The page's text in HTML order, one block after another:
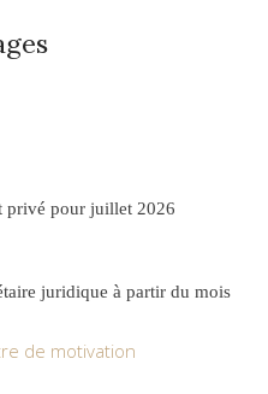
privé pour juillet 2026
juridique à partir du mois
de motivation